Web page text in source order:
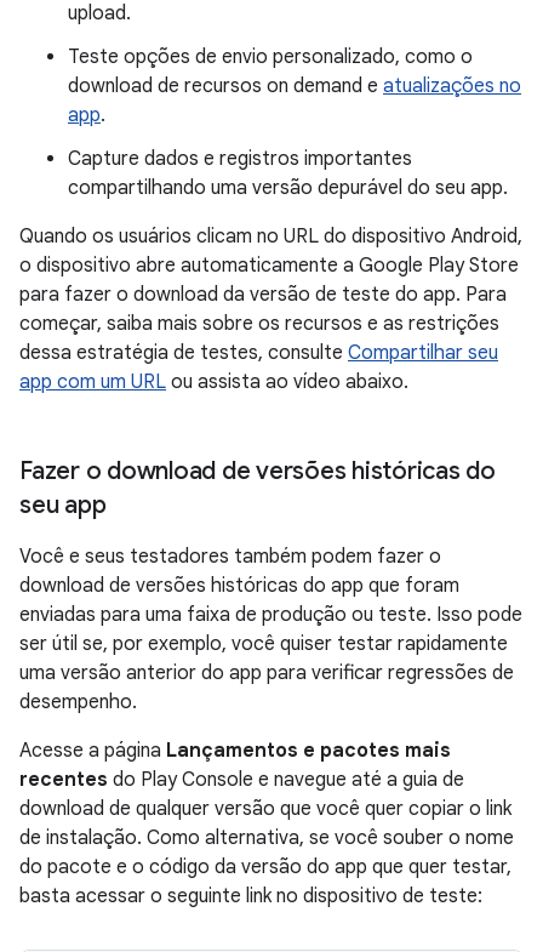
upload.
Teste opções de envio personalizado, como o
download de recursos on demand e atualizações no
app.
Capture dados e registros importantes
compartilhando uma versão depurável do seu app.
Quando os usuários clicam no URL do dispositivo Android,
o dispositivo abre automaticamente a Google Play Store
para fazer o download da versão de teste do app. Para
começar, saiba mais sobre os recursos e as restrições
dessa estratégia de testes, consulte Compartilhar seu
app com um URL ou assista ao vídeo abaixo.
Fazer o download de versões históricas do
seu app
Você e seus testadores também podem fazer o
download de versões históricas do app que foram
enviadas para uma faixa de produção ou teste. Isso pode
ser útil se, por exemplo, você quiser testar rapidamente
uma versão anterior do app para verificar regressões de
desempenho.
Acesse a página Lançamentos e pacotes mais
recentes do Play Console e navegue até a guia de
download de qualquer versão que você quer copiar o link
de instalação. Como alternativa, se você souber o nome
do pacote e o código da versão do app que quer testar,
basta acessar o seguinte link no dispositivo de teste: